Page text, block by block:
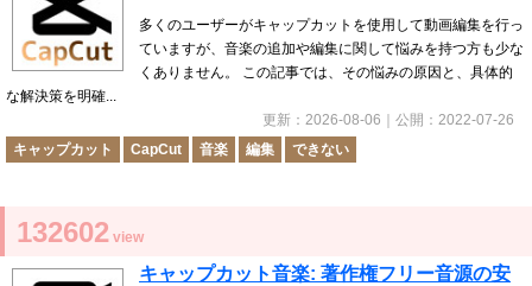
多くのユーザーがキャップカットを使用して動画編集を行っ
ていますが、音楽の追加や編集に関して悩みを持つ方も少な
くありません。 この記事では、その悩みの原因と、具体的
な解決策を明確...
更新： 2026-08-06 ｜公開： 2022-07-26
キャップカット
CapCut 音楽 編集 できない
132602 view
キャップカット音楽: 著作権フリー音源の安